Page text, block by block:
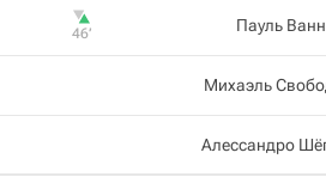
Пауль
46‎’‎
Михаэль
Алессандро